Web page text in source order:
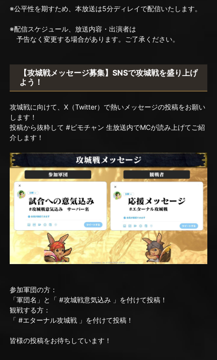
※公平性を期すため、本放送は5分ディレイで配信いたします。
※配信スケジュール、放送内容・出演者は
予告なく変更する場合があります。ご了承ください。
【攻城戦メッセージ募集】SNSで攻城戦を盛り上げ
よう！
攻城戦に向けて、X（Twitter）で熱いメッセージの投稿をお願い
します！
投稿から抜粋して #ビモチャン 生放送内でMCが読み上げてご紹
介します！
参加軍団の方：
「軍団名」と「 #攻城戦意気込み 」を付けて投稿！
観戦する方：
「 #エターナル攻城戦 」を付けて投稿！
皆様の投稿をお待ちしています！